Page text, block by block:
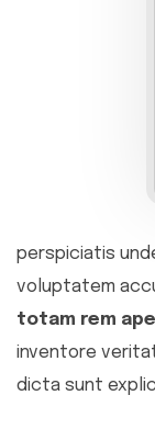
perspiciatis
voluptatem
totam rem
inventore
dicta sunt